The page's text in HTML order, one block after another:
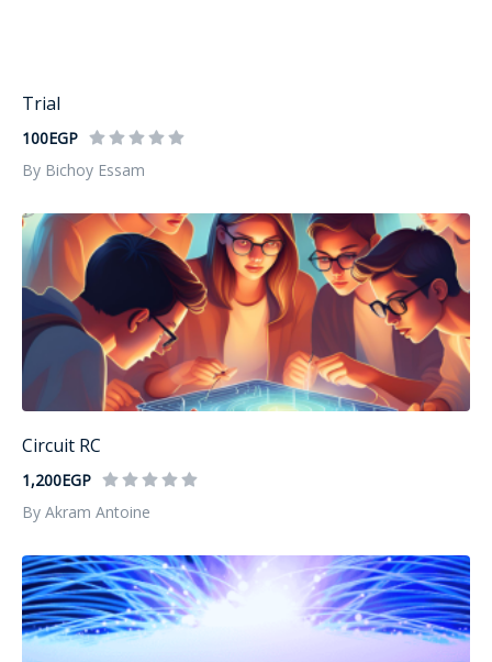
Trial
100EGP
By Bichoy Essam
Circuit RC
1,200EGP
By Akram Antoine